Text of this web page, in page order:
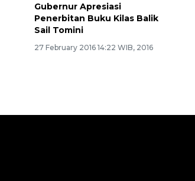
Gubernur Apresiasi
Penerbitan Buku Kilas Balik
Sail Tomini
27 February 2016 14:22 WIB, 2016